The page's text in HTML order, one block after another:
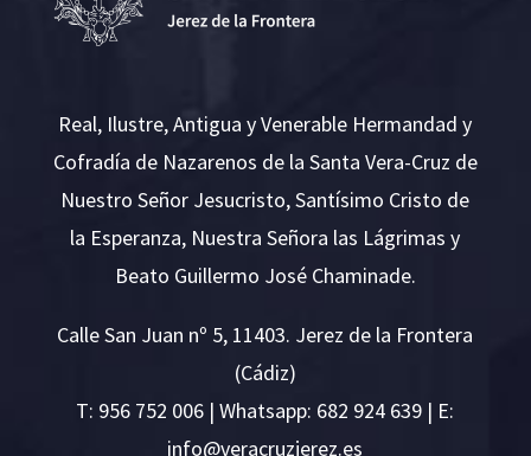
Real, Ilustre, Antigua y Venerable Hermandad y
Cofradía de Nazarenos de la Santa Vera-Cruz de
Nuestro Señor Jesucristo, Santísimo Cristo de
la Esperanza, Nuestra Señora las Lágrimas y
Beato Guillermo José Chaminade.
Calle San Juan nº 5, 11403. Jerez de la Frontera
(Cádiz)
T: 956 752 006 | Whatsapp: 682 924 639 | E:
se.ze
rejzu
rcare
v@ofn
i